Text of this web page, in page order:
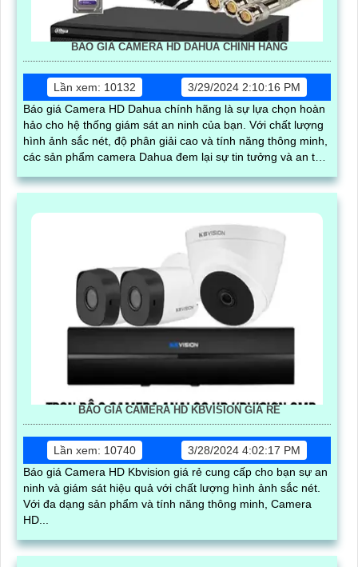
BÁO GIÁ CAMERA HD DAHUA CHÍNH HÃNG
Lần xem: 10132
3/29/2024 2:10:16 PM
Báo giá Camera HD Dahua chính hãng là sự lựa chọn hoàn
hảo cho hệ thống giám sát an ninh của bạn. Với chất lượng
hình ảnh sắc nét, độ phân giải cao và tính năng thông minh,
các sản phẩm camera Dahua đem lại sự tin tưởng và an tâm
BÁO GIÁ CAMERA HD KBVISION GIÁ RẺ
Lần xem: 10740
3/28/2024 4:02:17 PM
Báo giá Camera HD Kbvision giá rẻ cung cấp cho bạn sự an
ninh và giám sát hiệu quả với chất lượng hình ảnh sắc nét.
Với đa dạng sản phẩm và tính năng thông minh, Camera
HD...